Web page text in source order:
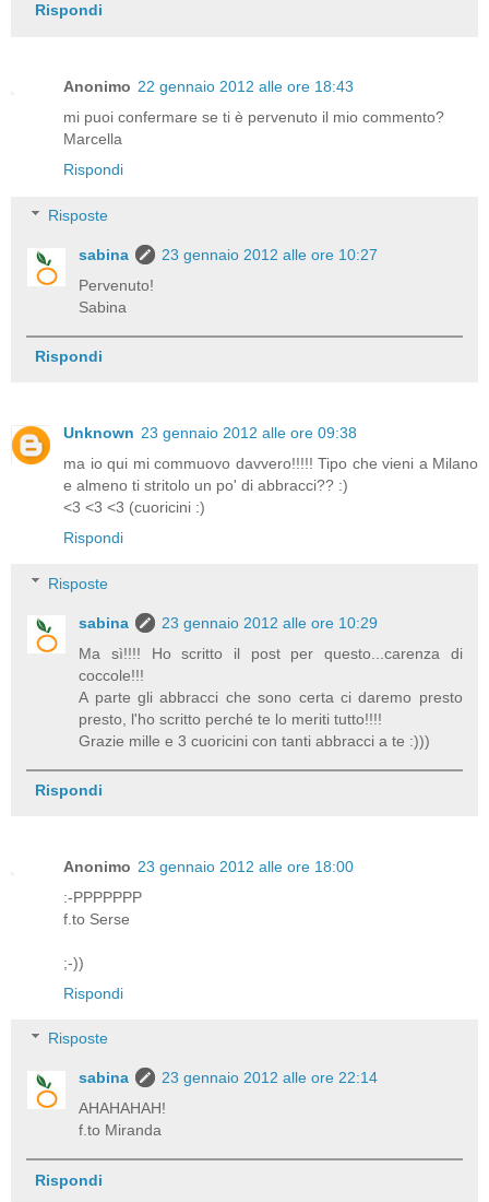
Rispondi
Anonimo 22 gennaio 2012 alle ore 18:43
mi puoi confermare se ti è pervenuto il mio commento?
Marcella
Rispondi
Risposte
sabina
23 gennaio 2012 alle ore 10:27
Pervenuto!
Sabina
Rispondi
Unknown 23 gennaio 2012 alle ore 09:38
ma io qui mi commuovo davvero!!!!! Tipo che vieni a Milano
e almeno ti stritolo un po' di abbracci?? :)
<3 <3 <3 (cuoricini :)
Rispondi
Risposte
sabina
23 gennaio 2012 alle ore 10:29
Ma sì!!!! Ho scritto il post per questo...carenza di
coccole!!!
A parte gli abbracci che sono certa ci daremo presto
presto, l'ho scritto perché te lo meriti tutto!!!!
Grazie mille e 3 cuoricini con tanti abbracci a te :)))
Rispondi
Anonimo 23 gennaio 2012 alle ore 18:00
:-PPPPPPP
f.to Serse
;-))
Rispondi
Risposte
sabina
23 gennaio 2012 alle ore 22:14
AHAHAHAH!
f.to Miranda
Rispondi